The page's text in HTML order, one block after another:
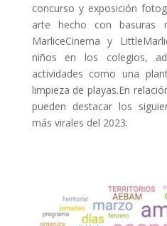
concurso y exposición
arte hecho con basuras
MarliceCinema y
niños en los colegios,
actividades como una
limpieza de playas.En
pueden destacar los
más virales del 2023: